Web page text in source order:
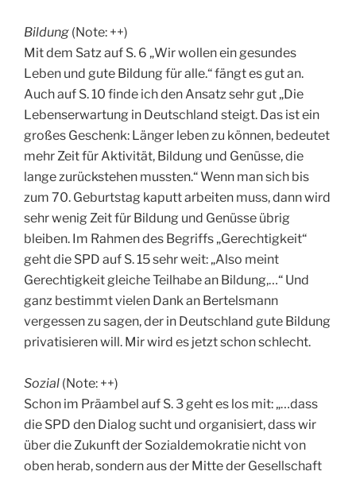
Bildung (Note: ++)
Mit dem Satz auf S. 6 „Wir wollen ein gesundes
Leben und gute Bildung für alle.“ fängt es gut an.
Auch auf S. 10 finde ich den Ansatz sehr gut „Die
Lebenserwartung in Deutschland steigt. Das ist ein
großes Geschenk: Länger leben zu können, bedeutet
mehr Zeit für Aktivität, Bildung und Genüsse, die
lange zurückstehen mussten.“ Wenn man sich bis
zum 70. Geburtstag kaputt arbeiten muss, dann wird
sehr wenig Zeit für Bildung und Genüsse übrig
bleiben. Im Rahmen des Begriffs „Gerechtigkeit“
geht die SPD auf S. 15 sehr weit: „Also meint
Gerechtigkeit gleiche Teilhabe an Bildung,…“ Und
ganz bestimmt vielen Dank an Bertelsmann
vergessen zu sagen, der in Deutschland gute Bildung
privatisieren will. Mir wird es jetzt schon schlecht.
Sozial (Note: ++)
Schon im Präambel auf S. 3 geht es los mit: „…dass
die SPD den Dialog sucht und organisiert, dass wir
über die Zukunft der Sozialdemokratie nicht von
oben herab, sondern aus der Mitte der Gesellschaft